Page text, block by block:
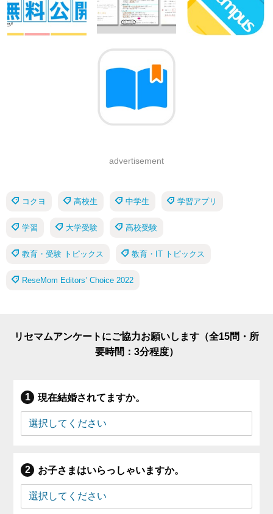
advertisement
コクヨ 高校生 中学生 学習アプリ
学習 大学受験 高校受験
教育・受験 トピックス 教育・IT トピックス
ReseMom Editors’ Choice 2022
リセマムアンケートにご協力お願いします（全15問・所
要時間：3分程度）
現在結婚されてますか。
お子さまはいらっしゃいますか。